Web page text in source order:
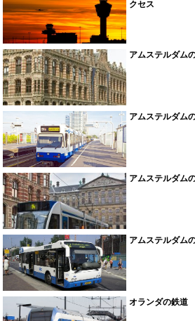
クセス
アムステルダム
アムステルダム
アムステルダム
アムステルダム
オランダの鉄道